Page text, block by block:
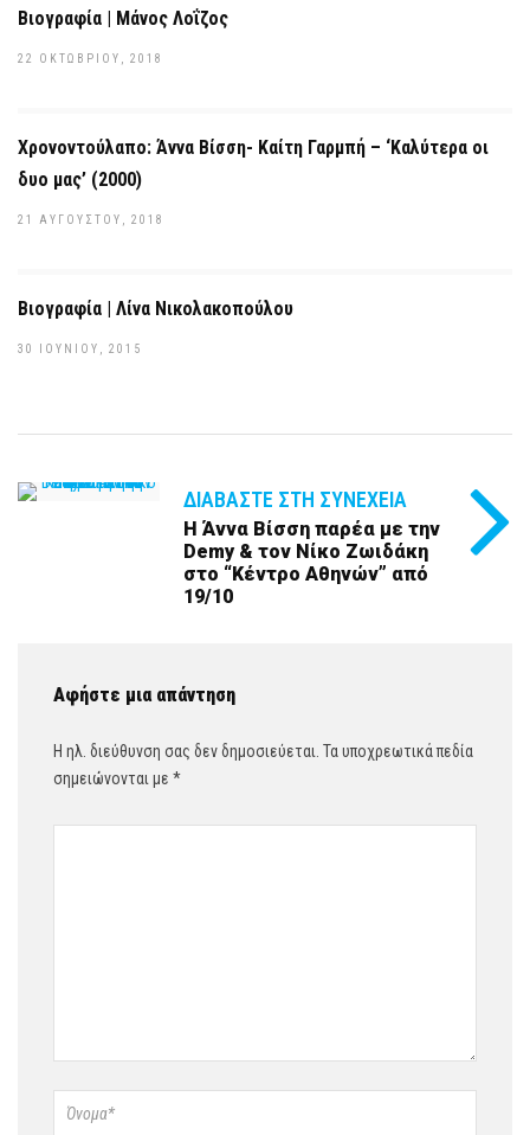
Βιογραφία | Μάνος Λοΐζος
22 ΟΚΤΩΒΡΊΟΥ, 2018
Χρονοντούλαπο: Άννα Βίσση- Καίτη Γαρμπή – ‘Καλύτερα οι
δυο μας’ (2000)
21 ΑΥΓΟΎΣΤΟΥ, 2018
Βιογραφία | Λίνα Νικολακοπούλου
30 ΙΟΥΝΊΟΥ, 2015
ΔΙΑΒΆΣΤΕ ΣΤΗ ΣΥΝΈΧΕΙΑ
Η Άννα Βίσση παρέα με την
Demy & τον Νίκο Ζωιδάκη
στο “Κέντρο Αθηνών” από
19/10
Αφήστε μια απάντηση
Η ηλ. διεύθυνση σας δεν δημοσιεύεται. Τα υποχρεωτικά πεδία
σημειώνονται με *